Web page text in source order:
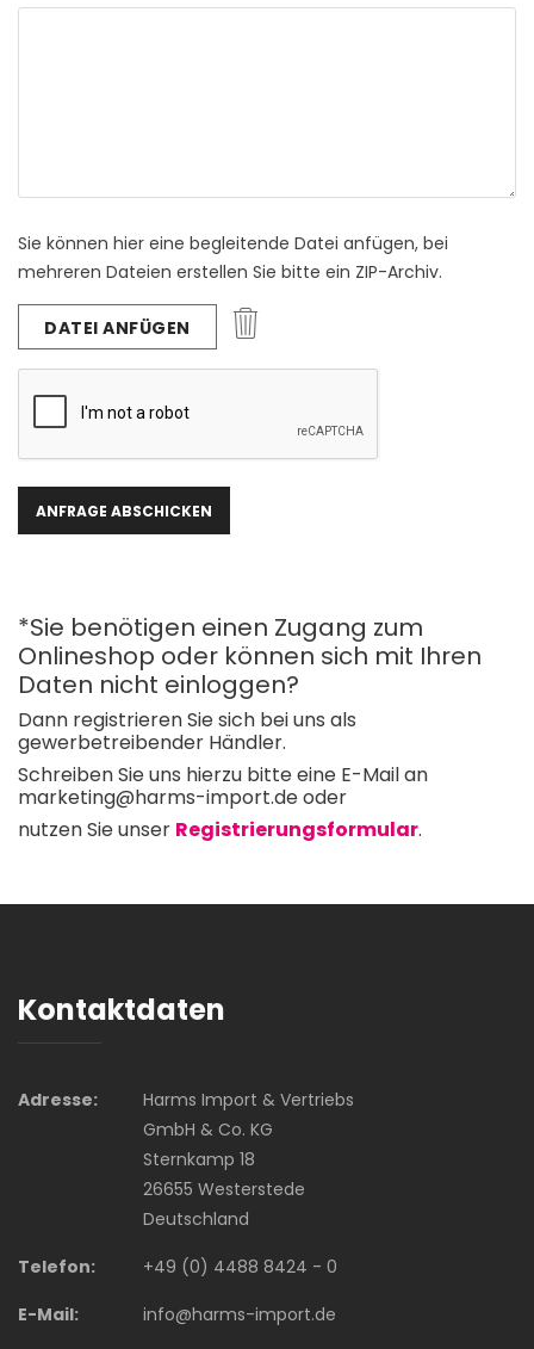
Sie können hier eine begleitende Datei anfügen, bei
mehreren Dateien erstellen Sie bitte ein ZIP-Archiv.
DATEI ANFÜGEN
*Sie benötigen einen Zugang zum
Onlineshop oder können sich mit Ihren
Daten nicht einloggen?
Dann registrieren Sie sich bei uns als
gewerbetreibender Händler.
Schreiben Sie uns hierzu bitte eine E-Mail an
marketing@harms-import.de oder
nutzen Sie unser Registrierungsformular.
Kontaktdaten
Adresse:
Harms Import & Vertriebs
GmbH & Co. KG
Sternkamp 18
26655 Westerstede
Deutschland
Telefon:
+49 (0) 4488 8424 - 0
E-Mail:
info@harms-import.de